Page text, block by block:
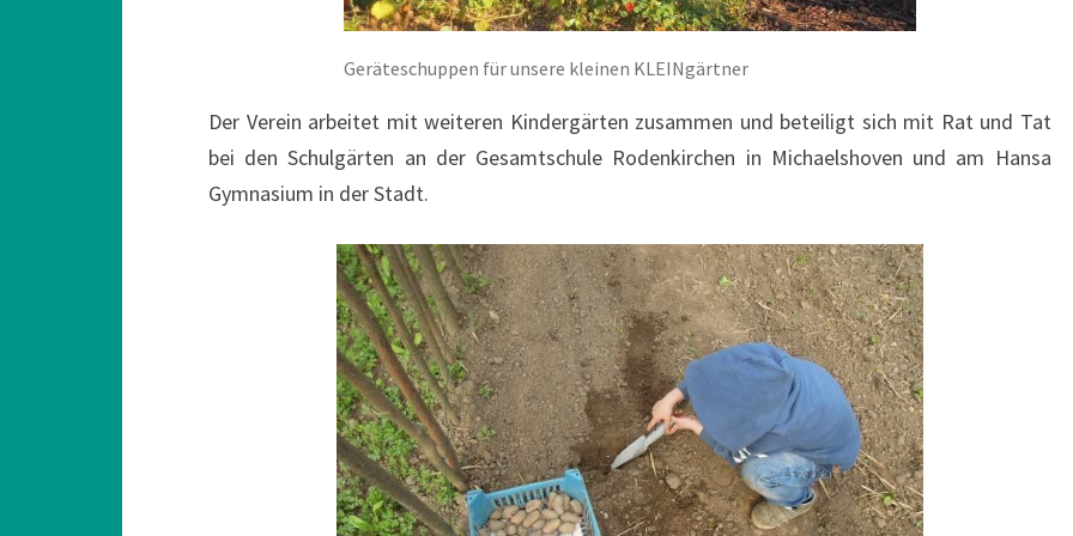
Geräteschuppen für unsere kleinen KLEINgärtner
Der Verein arbeitet mit weiteren Kindergärten zusammen und beteiligt sich mit Rat und Tat
bei den Schulgärten an der Gesamtschule Rodenkirchen in Michaelshoven und am Hansa
Gymnasium in der Stadt.